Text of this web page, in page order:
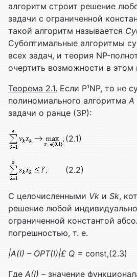
алгоритм строит решение
задачи с ограниченной
такой алгоритм называется
Субоптимальные алгоритмы
всех задач, и теория NP-
очертить возможности в этом
Теорема 2.1. Если P¹NP, то не
полиномиального алгоритма A
задачи о ранце (ЗР):
(2.1)
(2.2)
С целочисленными Vk и Sk,
решение любой
ограниченной константой
погрешностью, т. е.
|A(I) – OPT(I)|£ Q = const,(2.3)
Где A(I) – значение